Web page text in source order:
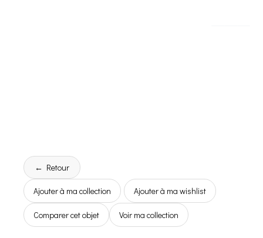
← Retour
Ajouter à ma collection Ajouter à ma wishlist
Comparer cet objet Voir ma collection